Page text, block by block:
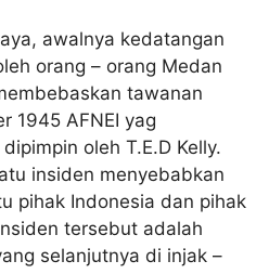
awalnya kedatangan
orang – orang Medan
tawanan
1945 AFNEI yag
oleh T.E.D Kelly.
insiden menyebabkan
pihak Indonesia dan pihak
tersebut adalah
selanjutnya di injak –